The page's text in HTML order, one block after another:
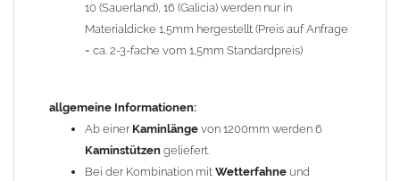
Zum Bild vergößern, bitte auf das Bild klicken!
10 (Sauerland), 16 (Galicia) werden nur in
Materialdicke 1,5mm hergestellt (Preis auf Anfrage
= ca. 2-3-fache vom 1,5mm Standardpreis)
allgemeine Informationen:
Ab einer Kaminlänge von 1200mm werden 6
Kaminstützen geliefert.
Bei der Kombination mit Wetterfahne und